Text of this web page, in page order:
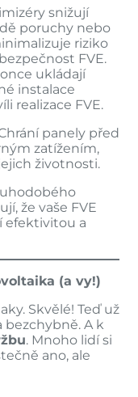
snižují
poruchy nebo
riziko
FVE.
ukládají
instalace
realizace FVE.
panely před
zatížením,
životnosti.
že vaše FVE
efektivitou a
(a vy!)
Skvělé! Teď už
bezchybně. A k
. Mnoho lidí si
ano, ale